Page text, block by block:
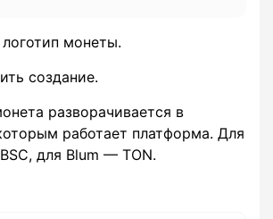
монеты.
создание.
разворачивается в
работает платформа. Для
для Blum — TON.